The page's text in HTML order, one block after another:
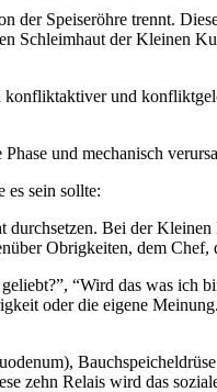
der Speiseröhre trennt.
Schleimhaut der Kleinen
und
und mechanisch
es sein sollte:
Bei der
Obrigkeiten, dem Chef,
“Wird das was ich
oder die eigene Meinung.
zehn Relais wird das